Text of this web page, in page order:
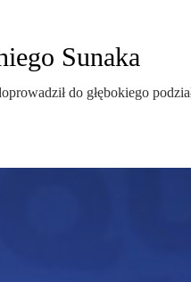
Sunaka
do głębokiego